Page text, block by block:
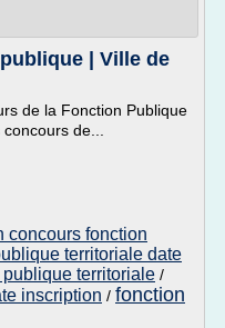
| Ville de
de la Fonction Publique
de...
concours fonction
territoriale date
territoriale /
inscription / fonction